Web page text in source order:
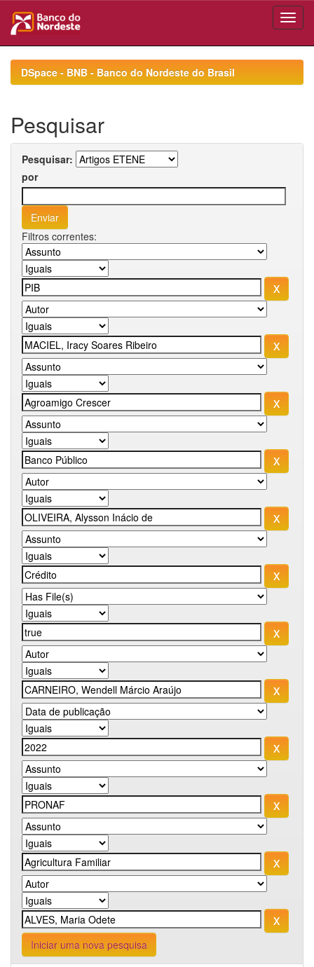
navigationDSpace - BNB - Banco do Nordeste do Brasil
Pesquisar
Pesquisar:
por
Filtros correntes:
Iniciar uma nova pesquisa